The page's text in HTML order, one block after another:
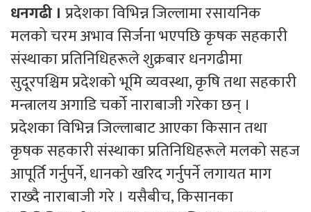
धनगढी । प्रदेशका विभिन्न जिल्लामा रसायनिक
मलको चरम अभाव सिर्जना भएपछि कृषक सहकारी
संस्थाका प्रतिनिधिहरूले शुक्रबार धनगढीमा
सुदूरपश्चिम प्रदेशको भूमि व्यवस्था, कृषि तथा सहकारी
मन्त्रालय अगाडि चर्को नाराबाजी गरेका छन् ।
प्रदेशका विभिन्न जिल्लाबाट आएका किसान तथा
कृषक सहकारी संस्थाका प्रतिनिधिहरूले मलको सहज
आपूर्ति गर्नुपर्ने, धानको खरिद गर्नुपर्ने लगायत माग
राख्दै नाराबाजी गरे । यसैबीच, किसानका